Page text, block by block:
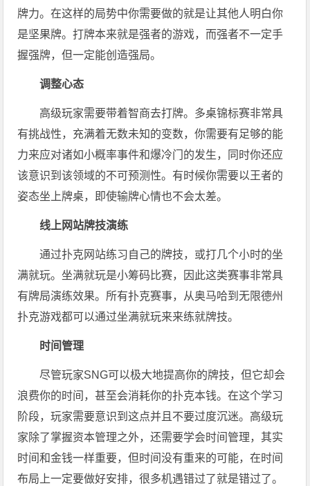
牌力。在这样的局势中你需要做的就是让其他人明白你
是坚果牌。打牌本来就是强者的游戏，而强者不一定手
握强牌，但一定能创造强局。
调整心态
高级玩家需要带着智商去打牌。多桌锦标赛非常具
有挑战性，充满着无数未知的变数，你需要有足够的能
力来应对诸如小概率事件和爆冷门的发生，同时你还应
该意识到该领域的不可预测性。有时候你需要以王者的
姿态坐上牌桌，即使输牌心情也不会太差。
线上网站牌技演练
通过扑克网站练习自己的牌技，或打几个小时的坐
满就玩。坐满就玩是小筹码比赛，因此这类赛事非常具
有牌局演练效果。所有扑克赛事，从奥马哈到无限德州
扑克游戏都可以通过坐满就玩来来练就牌技。
时间管理
尽管玩家SNG可以极大地提高你的牌技，但它却会
浪费你的时间，甚至会消耗你的扑克本钱。在这个学习
阶段，玩家需要意识到这点并且不要过度沉迷。高级玩
家除了掌握资本管理之外，还需要学会时间管理，其实
时间和金钱一样重要，但时间没有重来的可能，在时间
布局上一定要做好安排，很多机遇错过了就是错过了。